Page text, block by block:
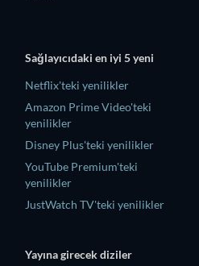
Sağlayıcıdaki en iyi 5 yeni
Netflix'teki yenilikler
Amazon Prime Video'teki
yenilikler
Disney Plus'teki yenilikler
YouTube Premium'teki
yenilikler
JustWatch TV'teki yenilikler
Yayına girecek diziler